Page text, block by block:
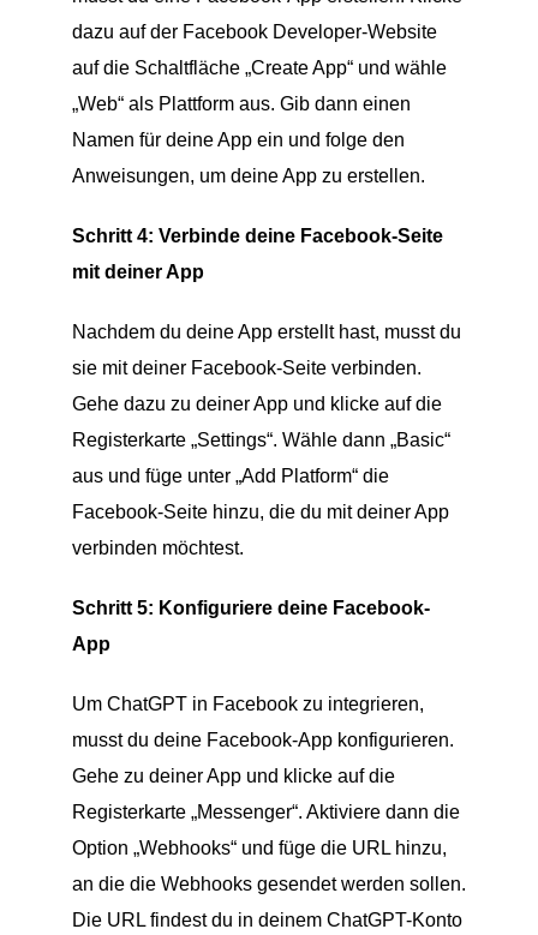
dazu auf der Facebook Developer-Website
auf die Schaltfläche „Create App“ und wähle
„Web“ als Plattform aus. Gib dann einen
Namen für deine App ein und folge den
Anweisungen, um deine App zu erstellen.
Schritt 4: Verbinde deine Facebook-Seite
mit deiner App
Nachdem du deine App erstellt hast, musst du
sie mit deiner Facebook-Seite verbinden.
Gehe dazu zu deiner App und klicke auf die
Registerkarte „Settings“. Wähle dann „Basic“
aus und füge unter „Add Platform“ die
Facebook-Seite hinzu, die du mit deiner App
verbinden möchtest.
Schritt 5: Konfiguriere deine Facebook-
App
Um ChatGPT in Facebook zu integrieren,
musst du deine Facebook-App konfigurieren.
Gehe zu deiner App und klicke auf die
Registerkarte „Messenger“. Aktiviere dann die
Option „Webhooks“ und füge die URL hinzu,
an die die Webhooks gesendet werden sollen.
Die URL findest du in deinem ChatGPT-Konto